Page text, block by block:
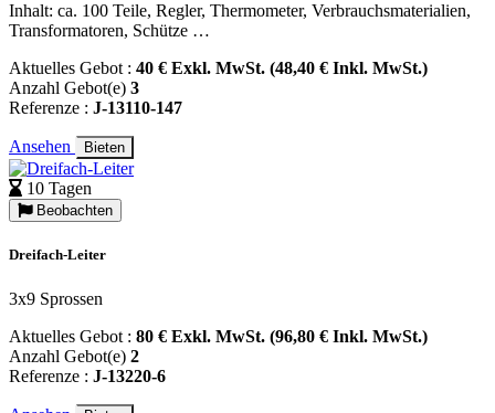
Inhalt: ca. 100 Teile, Regler, Thermometer, Verbrauchsmaterialien,
Transformatoren, Schütze …
Aktuelles Gebot : 40 € Exkl. MwSt. (48,40 € Inkl. MwSt.)
Anzahl Gebot(e) 3
Referenze : J-13110-147
Ansehen Bieten
10 Tagen
Beobachten
Dreifach-Leiter
3x9 Sprossen
Aktuelles Gebot : 80 € Exkl. MwSt. (96,80 € Inkl. MwSt.)
Anzahl Gebot(e) 2
Referenze : J-13220-6